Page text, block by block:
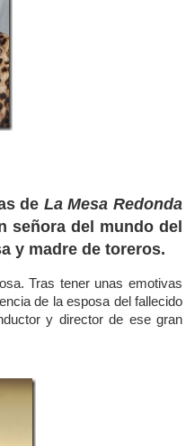
de La Mesa Redonda
señora del mundo del
y madre de toreros.
Tras tener unas emotivas
de la esposa del fallecido
y director de ese gran